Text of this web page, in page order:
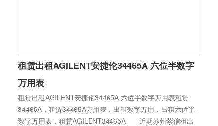
租赁出租AGILENT安捷伦34465A 六位半数字
万用表
租赁出租AGILENT安捷伦34465A 六位半数字万用表租赁
34465A，租赁34465A万用表，出租数字万用，出租六位半
数字万用表，租赁AGILENT34465A 近期苏州紫信租出